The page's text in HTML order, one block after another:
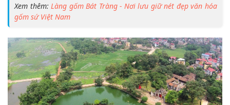
Xem thêm:Làng gốm Bát Tràng - Nơi lưu giữ nét đẹp văn hóa
gốm sứ Việt Nam